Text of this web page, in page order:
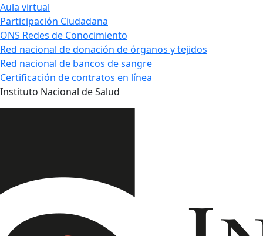
Aula virtual
Participación Ciudadana
ONS Redes de Conocimiento
Red nacional de donación de órganos y tejidos
Red nacional de bancos de sangre
Certificación de contratos en línea
Instituto Nacional de Salud